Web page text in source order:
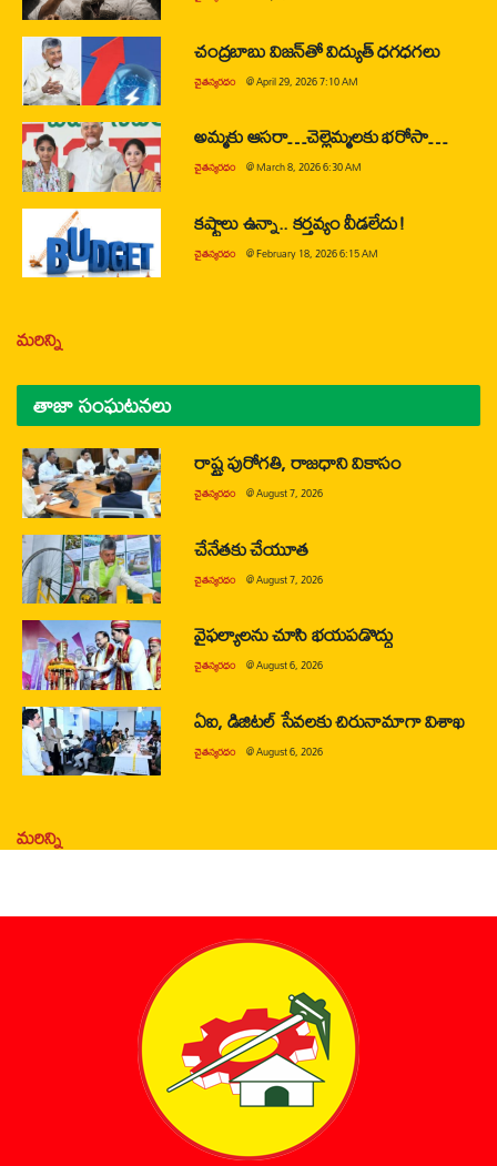
చంద్రబాబు విజన్‌తో విద్యుత్ ధగధగలు
చైతన్యరధం @April 29, 2026 7:10 AM
అమ్మకు ఆసరా…చెల్లెమ్మలకు భరోసా…
చైతన్యరధం @March 8, 2026 6:30 AM
కష్టాలు ఉన్నా.. కర్తవ్యం వీడలేదు!
చైతన్యరధం @February 18, 2026 6:15 AM
మరిన్ని
తాజా సంఘటనలు
రాష్ట్ర పురోగతి, రాజధాని వికాసం
చైతన్యరధం @August 7, 2026
చేనేతకు చేయూత
చైతన్యరధం @August 7, 2026
వైఫల్యాలను చూసి భయపడొద్దు
చైతన్యరధం @August 6, 2026
ఏఐ, డిజిటల్ సేవలకు చిరునామాగా విశాఖ
చైతన్యరధం @August 6, 2026
మరిన్ని